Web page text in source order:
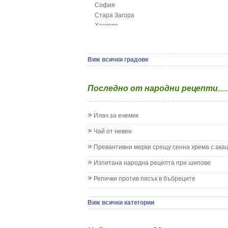
Грип при бебето и детето
Гърч
Детски диабет
Жълтеница
Запек на бебето и детето
Кашлица при бебето и детето
Колики
Менингит
Млечница
Нощно напикаване - енуреза
София
Стара Загора
Хасково
Виж всички градове
Последно от народни рецепти
Илач за ечемик
Чай от невен
Превантивни мерки срещу сенна хрема с
Изпитана народна рецепта при шипове
Репички против пясък в бъбреците
Виж всички категории